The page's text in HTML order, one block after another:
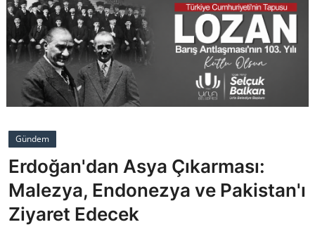
Künye
Ankara
TBMM
Cumhurbaşkanlığı
Bakanlıklar
Siyasi Partiler
Gündem
Erdoğan'dan Asya Çıkarması:
Malezya, Endonezya ve Pakistan'ı
Ziyaret Edecek